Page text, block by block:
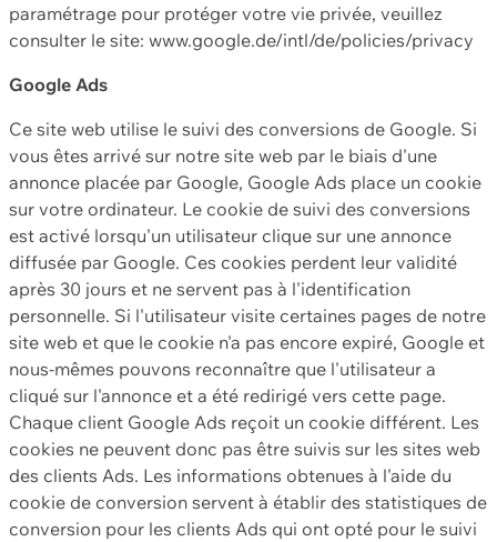
paramétrage pour protéger votre vie privée, veuillez
consulter le site: www.google.de/intl/de/policies/privacy
Google Ads
Ce site web utilise le suivi des conversions de Google. Si
vous êtes arrivé sur notre site web par le biais d'une
annonce placée par Google, Google Ads place un cookie
sur votre ordinateur. Le cookie de suivi des conversions
est activé lorsqu'un utilisateur clique sur une annonce
diffusée par Google. Ces cookies perdent leur validité
après 30 jours et ne servent pas à l'identification
personnelle. Si l'utilisateur visite certaines pages de notre
site web et que le cookie n'a pas encore expiré, Google et
nous-mêmes pouvons reconnaître que l'utilisateur a
cliqué sur l'annonce et a été redirigé vers cette page.
Chaque client Google Ads reçoit un cookie différent. Les
cookies ne peuvent donc pas être suivis sur les sites web
des clients Ads. Les informations obtenues à l'aide du
cookie de conversion servent à établir des statistiques de
conversion pour les clients Ads qui ont opté pour le suivi